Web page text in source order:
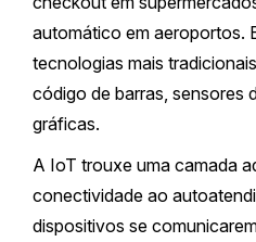
automático em aeroportos.
tecnologias mais
código de barras, sensores
gráficas.
A IoT trouxe uma camada
conectividade ao
dispositivos se